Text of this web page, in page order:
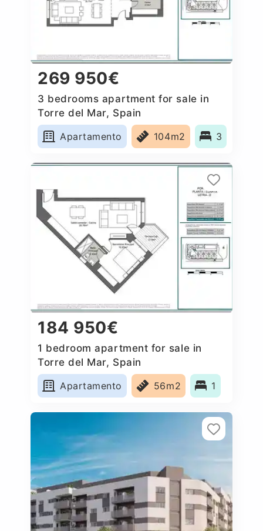
269 950€
3 bedrooms apartment for sale in
Torre del Mar, Spain
Apartamento
104m2 3
184 950€
1 bedroom apartment for sale in
Torre del Mar, Spain
Apartamento
56m2 1